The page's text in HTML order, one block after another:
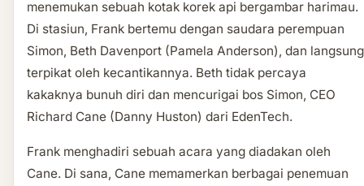
menemukan sebuah kotak korek api bergambar harimau.
Di stasiun, Frank bertemu dengan saudara perempuan
Simon, Beth Davenport (Pamela Anderson), dan langsung
terpikat oleh kecantikannya. Beth tidak percaya
kakaknya bunuh diri dan mencurigai bos Simon, CEO
Richard Cane (Danny Huston) dari EdenTech.
Frank menghadiri sebuah acara yang diadakan oleh
Cane. Di sana, Cane memamerkan berbagai penemuan